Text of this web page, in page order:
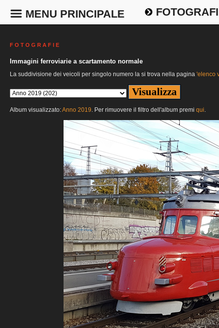
MENU PRINCIPALE
F O T O G R A F I E
Immagini ferroviarie a scartamento normale
La suddivisione dei veicoli per singolo numero la si trova nella pagina 'elenco
Album visualizzato:Anno 2019. Per rimuovere il filtro dell'album premi qui.